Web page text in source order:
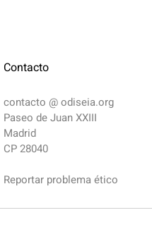
Contacto
contacto @odiseia.org
Paseo de Juan XXIII
Madrid
CP 28040
Reportar problema ético​